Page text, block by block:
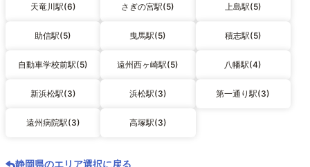
天竜川駅(6) さぎの宮駅(5) 上島駅(5)
助信駅(5) 曳馬駅(5) 積志駅(5)
自動車学校前駅(5) 遠州西ヶ崎駅(5) 八幡駅(4)
新浜松駅(3) 浜松駅(3) 第一通り駅(3)
遠州病院駅(3) 高塚駅(3)
静岡県のエリア選択に戻る